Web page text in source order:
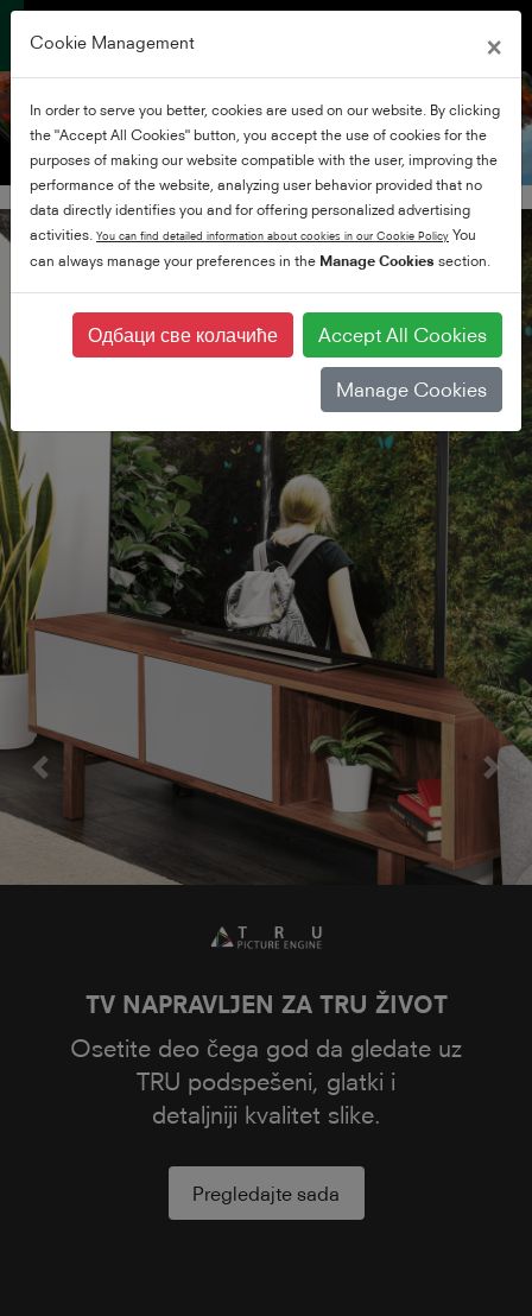
ПРАВИ. ДЕТАЉНО. РАЗНОБОЈАН.
У ФИЛМОВИМА И ТВ ЕМИСИЈАМА НА ТОСХИБА ТВ пријемницима који одузимају дах
Поверед би Онкио
Радећи у сарадњи са Онкиом,
глобалном силом у области звука,
Тосхиба оживљава ТВ са побољшаним
звучнике и кутије за звучнике,
телевизори обезбеђују јаснији звук и за
Next
Cookie Management ×
In order to serve you better, cookies are used on our website. By clicking
the "Accept All Cookies" button, you accept the use of cookies for the
purposes of making our website compatible with the user, improving the
performance of the website, analyzing user behavior provided that no
data directly identifies you and for offering personalized advertising
activities. You can find detailed information about cookies in our Cookie Policy You
can always manage your preferences in the Manage Cookies section.
Одбаци све колачиће Accept All Cookies
Manage Cookies